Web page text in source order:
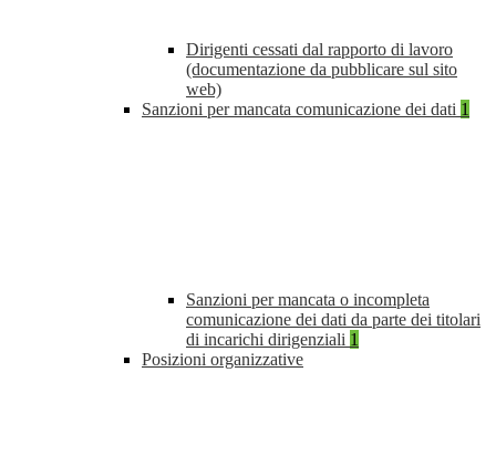
Dirigenti cessati dal rapporto di lavoro
(documentazione da pubblicare sul sito
web)
Sanzioni per mancata comunicazione dei dati 1
Sanzioni per mancata o incompleta
comunicazione dei dati da parte dei titolari
di incarichi dirigenziali 1
Posizioni organizzative